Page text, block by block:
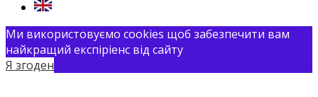
Ми використовуємо cookies щоб забезпечити вам
найкращий експіріенс від сайту
Я згоден